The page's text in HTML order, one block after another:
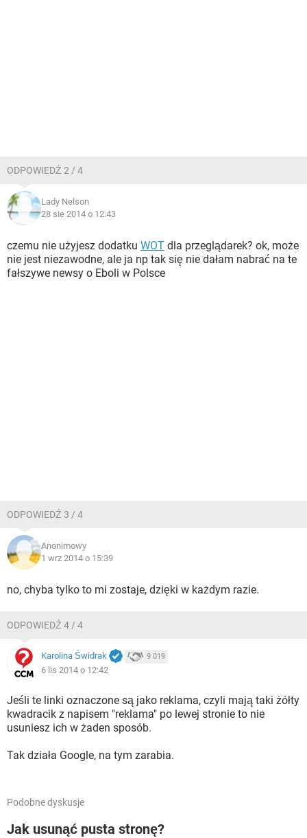
ODPOWIEDŹ 2 / 4
Lady Nelson
28 sie 2014 o 12:43
czemu nie użyjesz dodatku WOT dla przeglądarek? ok, może
nie jest niezawodne, ale ja np tak się nie dałam nabrać na te
fałszywe newsy o Eboli w Polsce
ODPOWIEDŹ 3 / 4
Anonimowy
1 wrz 2014 o 15:39
no, chyba tylko to mi zostaje, dzięki w każdym razie.
ODPOWIEDŹ 4 / 4
Karolina Świdrak 9 019
6 lis 2014 o 12:42
Jeśli te linki oznaczone są jako reklama, czyli mają taki żółty
kwadracik z napisem "reklama" po lewej stronie to nie
usuniesz ich w żaden sposób.
Tak działa Google, na tym zarabia.
Podobne dyskusje
Jak usunąć pusta stronę?